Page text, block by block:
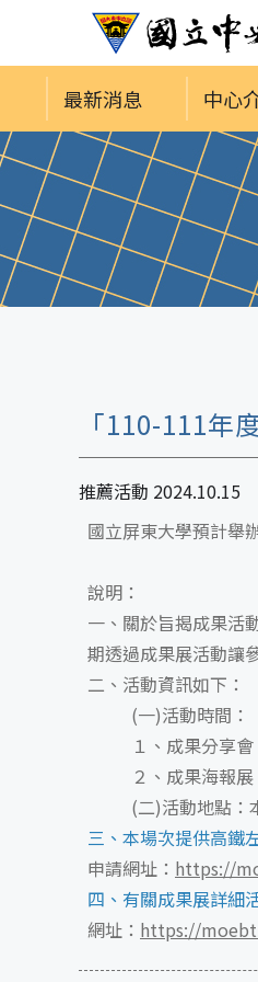
最新消息 中心
「110-111年
推薦活動 2024.10.15
國立屏東大學預計舉
說明：
一、關於旨揭成果活
期透過成果展活動讓
二、活動資訊如下：
(一)活動時間：
１、成果分享
２、成果海報
(二)活動地點：
三、本場次提供高鐵
申請網址： https://
四、有關成果展詳細
網址： https://